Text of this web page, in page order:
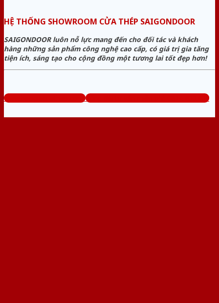
HỆ THỐNG SHOWROOM CỬA THÉP SAIGONDOOR
SAIGONDOOR luôn nỗ lực mang đến cho đối tác và khách
hàng những sản phẩm công nghệ cao cấp, có giá trị gia tăng
tiện ích, sáng tạo cho cộng đồng một tương lai tốt đẹp hơn!
www.baogiacuathep.com Tổng đài tư vấn miễn phí: 0824.400.400